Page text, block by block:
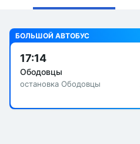
БОЛЬШОЙ АВТОБУС
17:14
Ободовцы
остановка Ободовцы